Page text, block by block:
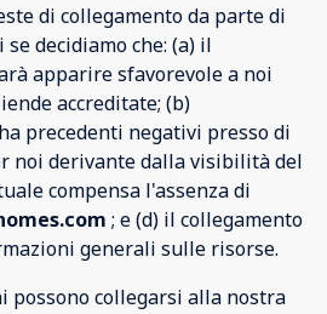
di collegamento da parte di
decidiamo che: (a) il
apparire sfavorevole a noi
accreditate; (b)
precedenti negativi presso di
noi derivante dalla visibilità del
compensa l'assenza di
; e (d) il collegamento
generali sulle risorse.
possono collegarsi alla nostra